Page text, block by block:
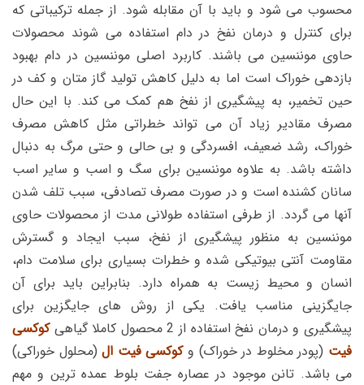
محسوب می شود و باید با آن مقابله شود. از جمله ترکیباتی که
برای کنترل و درمان نفخ در دام استفاده می شوند محصولات
حاوی موننسین می باشند. کاربرد اصلی موننسین در دام بهبود
بازدهی خوراک است اما به دلیل کاهش تولید گاز متان و کف در
حین تخمیر، به پیشگیری از نفخ هم کمک می کند. با این حال
مصرف مقادیر زیاد آن می تواند خطراتی مثل کاهش مصرف
خوراک، رشد ضعیف، افسردگی و بی حالی و حتی مرگ به دنبال
داشته باشد. به علاوه موننسین برای سگ و اسب و سایر اسب
سانان کشنده است و در صورت مصرف تصادفی، سبب تلف شدن
آنها می گردد. از طرفی استفاده طولانی مدت از محصولات حاوی
موننسین به منظور پیشگیری از نفخ، سبب ایجاد و گسترش
مقاومت آنتی بیوتیکی شده و خطرات بسیاری برای سلامت دام،
انسان و محیط زیست به همراه دارد. بنابراین باید برای آن
جایگزینی مناسب یافت. یکی از روش های جایگزین برای
پیشگیری و درمان نفخ استفاده از 2 محصول کاملا گیاهی
کوکسی
فیت (پودر مخلوط در خوراک) وکوکسی فیت ال(محلول خوراکی)
می باشد. تانن موجود در عصاره جفت بلوط عمده ترین و مهم